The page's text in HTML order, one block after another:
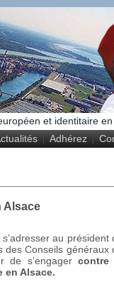
et identitaire en
Adhérez
Alsace
s’adresser au président
des Conseils généraux
de s’engager contre
en Alsace.